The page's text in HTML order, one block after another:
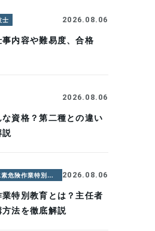
士 2026.08.06
内容や難易度、合格
2026.08.06
資格？第二種との違い
説
酸素欠乏・硫化水素危険作業特別教育 2026.08.06
特別教育とは？主任者
法を徹底解説